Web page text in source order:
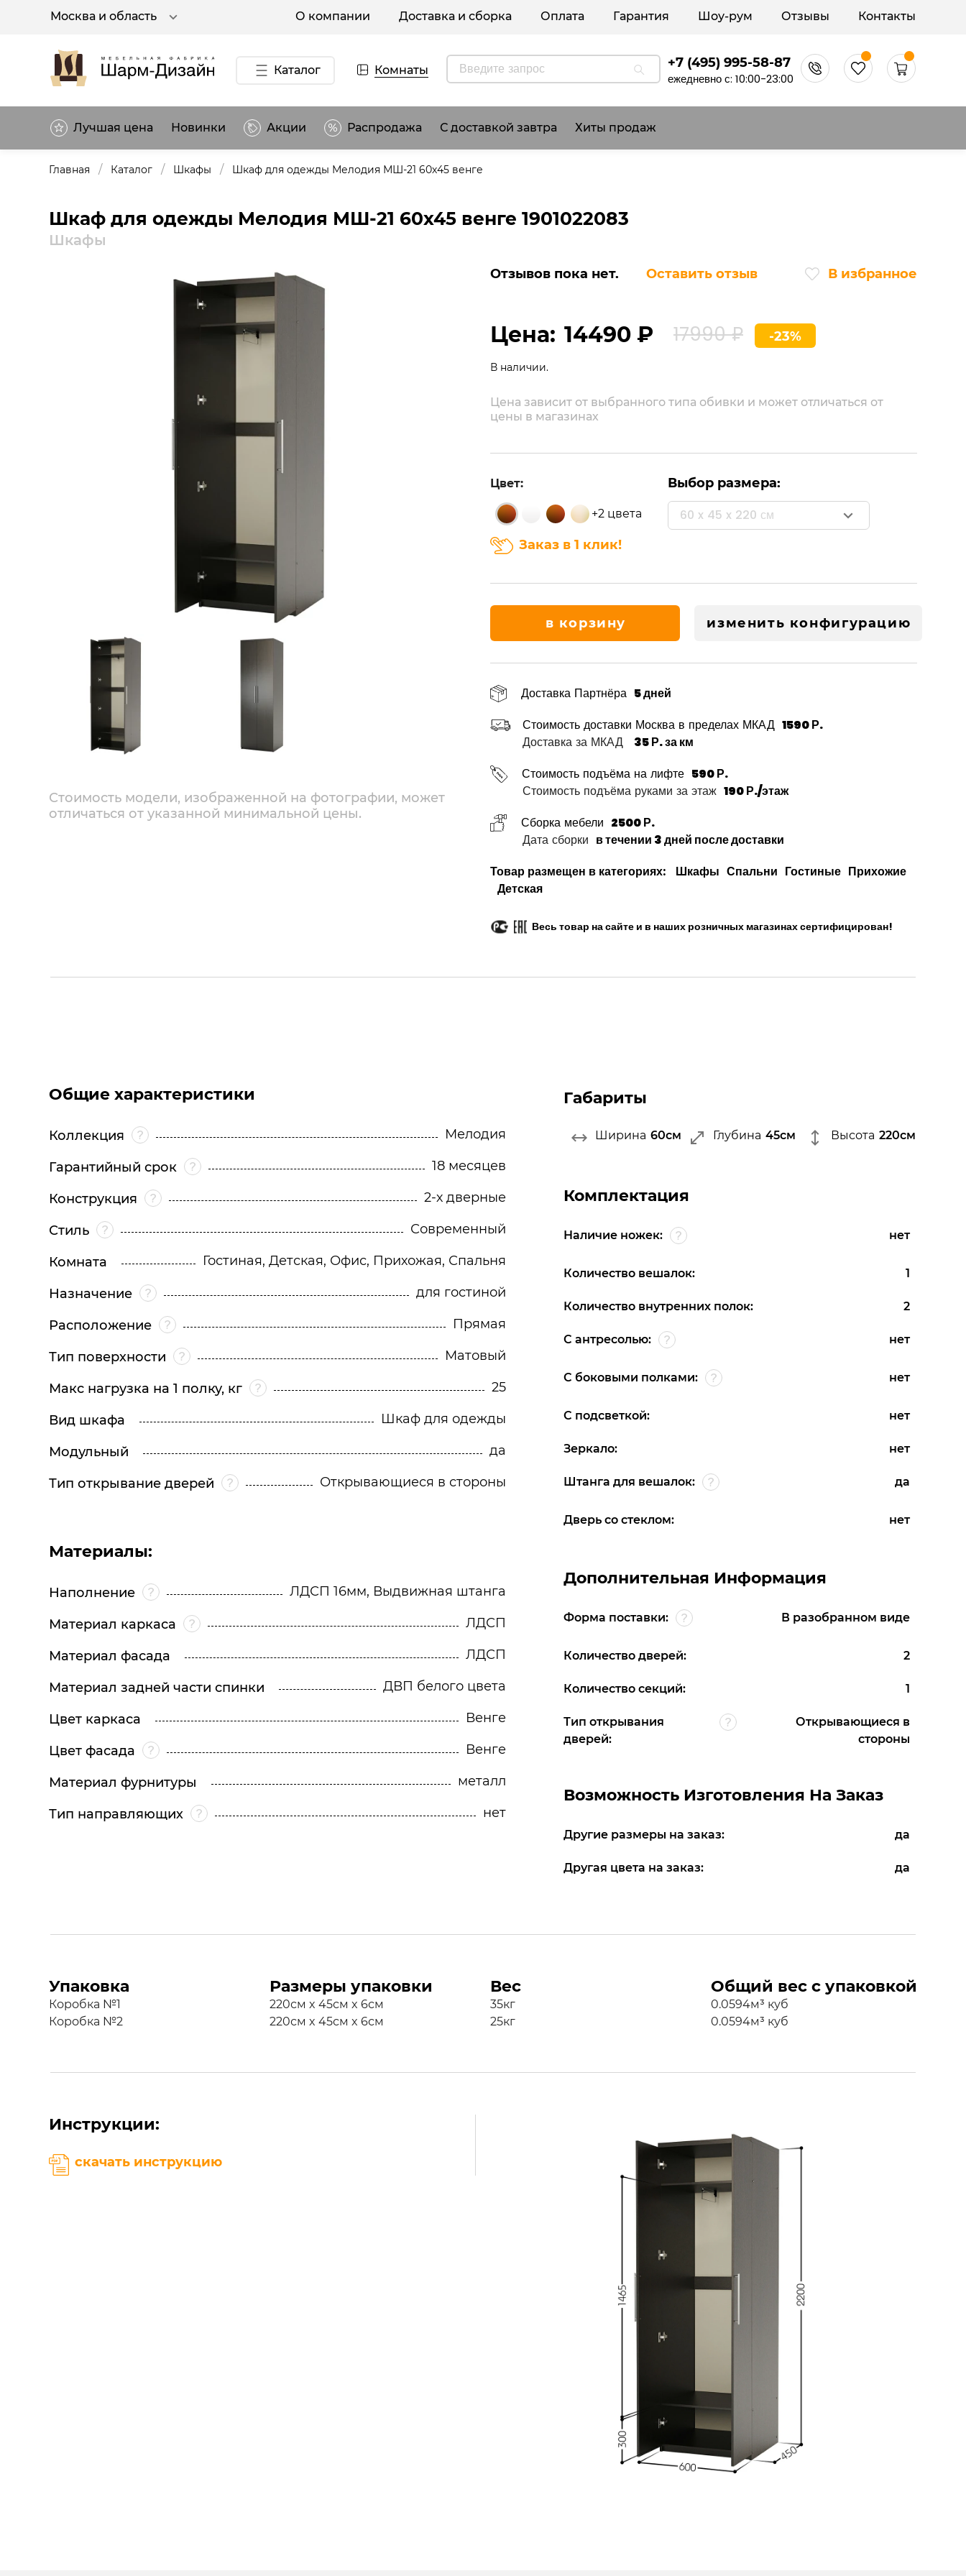
Москва и область О компании Доставка и сборка Оплата Гарантия Шоу-рум Отзывы Контакты
Каталог Комнаты +7 (495) 995-58-87
ежедневно с: 10:00-23:00
Лучшая цена Новинки Акции Распродажа С доставкой завтра Хиты продаж
Главная / Каталог / Шкафы / Шкаф для одежды Мелодия МШ-21 60х45 венге
Шкаф для одежды Мелодия МШ-21 60х45 венге 1901022083
Шкафы
Стоимость модели, изображенной на фотографии, может
отличаться от указанной минимальной цены.
Отзывов пока нет. Оставить отзыв В избранное
Цена: 14490 ₽ 17990 ₽ -23%
В наличии.
Цена зависит от выбранного типа обивки и может отличаться от
цены в магазинах
Цвет:
+2 цвета
Выбор размера:
60 x 45 x 220 см
Заказ в 1 клик!
в корзину изменить конфигурацию
Доставка Партнёра 5 дней
Стоимость доставки Москва в пределах МКАД 1590 Р.
Доставка за МКАД
35 Р. за км
Стоимость подъёма на лифте 590 Р.
Стоимость подъёма руками за этаж 190 Р./этаж
Сборка мебели 2500 Р.
Дата сборки в течении 3 дней после доставки
Товар размещен в категориях:
Шкафы Спальни Гостиные Прихожие
Детская
Весь товар на сайте и в наших розничных магазинах сертифицирован!
Общие характеристики
Коллекция Мелодия
Гарантийный срок 18 месяцев
Конструкция 2-х дверные
Стиль Современный
Комната Гостиная, Детская, Офис, Прихожая, Спальня
Назначение для гостиной
Расположение Прямая
Тип поверхности Матовый
Макс нагрузка на 1 полку, кг 25
Вид шкафа Шкаф для одежды
Модульный да
Тип открывание дверей Открывающиеся в стороны
Материалы:
Наполнение ЛДСП 16мм, Выдвижная штанга
Материал каркаса ЛДСП
Материал фасада ЛДСП
Материал задней части спинки ДВП белого цвета
Цвет каркаса Венге
Цвет фасада Венге
Материал фурнитуры металл
Тип направляющих нет
Габариты
Ширина 60см Глубина 45см Высота 220см
Комплектация
Наличие ножек: нет
Количество вешалок: 1
Количество внутренних полок: 2
С антресолью: нет
С боковыми полками: нет
С подсветкой: нет
Зеркало: нет
Штанга для вешалок: да
Дверь со стеклом: нет
Дополнительная Информация
Форма поставки: В разобранном виде
Количество дверей: 2
Количество секций: 1
Тип открывания
дверей:
Открывающиеся в
стороны
Возможность Изготовления На Заказ
Другие размеры на заказ: да
Другая цвета на заказ: да
Упаковка
Коробка №1
Коробка №2
Размеры упаковки
220см x 45см x 6см
220см x 45см x 6см
Вес
35кг
25кг
Общий вес с упаковкой
0.0594м³ куб
0.0594м³ куб
Инструкции:
скачать инструкцию